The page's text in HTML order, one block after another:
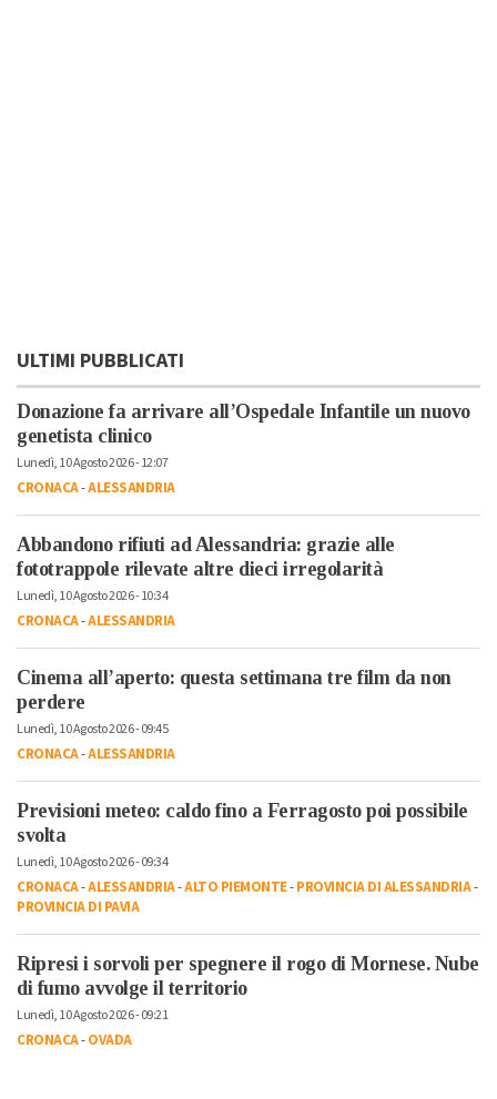
ULTIMI PUBBLICATI
Donazione fa arrivare all’Ospedale Infantile un nuovo
genetista clinico
Lunedì, 10 Agosto 2026 - 12:07
CRONACA-ALESSANDRIA
Abbandono rifiuti ad Alessandria: grazie alle
fototrappole rilevate altre dieci irregolarità
Lunedì, 10 Agosto 2026 - 10:34
CRONACA-ALESSANDRIA
Cinema all’aperto: questa settimana tre film da non
perdere
Lunedì, 10 Agosto 2026 - 09:45
CRONACA-ALESSANDRIA
Previsioni meteo: caldo fino a Ferragosto poi possibile
svolta
Lunedì, 10 Agosto 2026 - 09:34
CRONACA-ALESSANDRIA-ALTO PIEMONTE-PROVINCIA DI ALESSANDRIA-
PROVINCIA DI PAVIA
Ripresi i sorvoli per spegnere il rogo di Mornese. Nube
di fumo avvolge il territorio
Lunedì, 10 Agosto 2026 - 09:21
CRONACA-OVADA